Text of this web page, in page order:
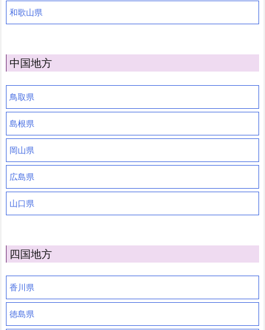
和歌山県
中国地方
鳥取県
島根県
岡山県
広島県
山口県
四国地方
香川県
徳島県